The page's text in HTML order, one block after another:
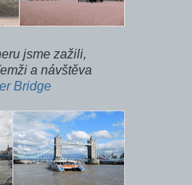
jsme zažili,
a návštěva
Bridge